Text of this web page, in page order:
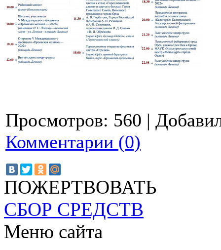
Просмотров: 560 |
Комментарии (0)
ПОЖЕРТВОВАТЬ
СБОР СРЕДСТВ
Меню сайта